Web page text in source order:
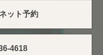
ット予約
4618